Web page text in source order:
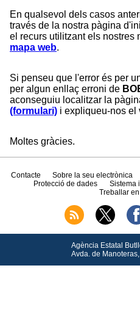
En qualsevol dels casos
través de la nostra pàgina
el recurs utilitzant els nostres
mapa web.
Si penseu que l'error és per
per algun enllaç erroni de
aconseguiu localitzar la
(formulari) i expliqueu-nos el
Moltes gràcies.
Contacte Sobre la seu electrònica
Protecció de dades
Sistema
Treballar
Agència Estatal
Avda.de